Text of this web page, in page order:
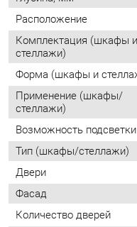
Применение (шкафы/
стеллажи)
Возможность подсветки
Тип (шкафы/стеллажи)
Двери
Фасад
Количество дверей
Шкаф-купе
Доводчики
Количество полок
Направление открытия